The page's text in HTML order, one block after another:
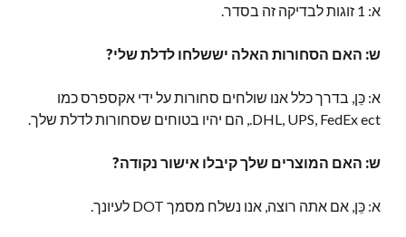
א: 1 זוגות לבדיקה זה בסדר.
ש: האם הסחורות האלה יששלחו לדלת שלי?
א: כֵּן, בדרך כלל אנו שולחים סחורות על ידי אקספרס כמו
DHL, UPS, FedEx ect., הם יהיו בטוחים שסחורות לדלת שלך.
ש: האם המוצרים שלך קיבלו אישור נקודה?
א: כֵּן, אם אתה רוצה, אנו נשלח מסמך DOT לעיונך.